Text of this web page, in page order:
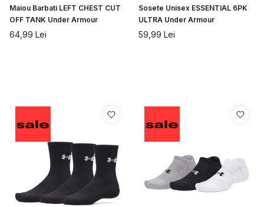
Maiou Barbati LEFT CHEST CUT
OFF TANK Under Armour
64,99 Lei
Sosete Unisex ESSENTIAL 6PK
ULTRA Under Armour
59,99 Lei